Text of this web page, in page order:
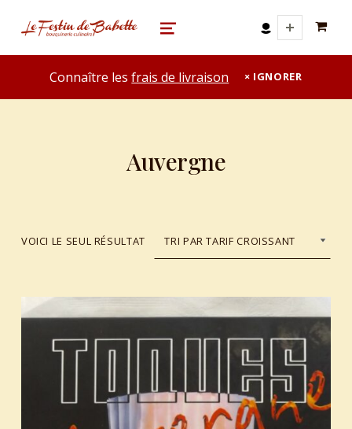
le festin de babette
"LE FESTIN DE BABETTE" – BOUQUINERIE GASTRONOMIQUE MENU
Connaître lesfrais de livraison IGNORER
Auvergne
VOICI LE SEUL RÉSULTAT
List of products